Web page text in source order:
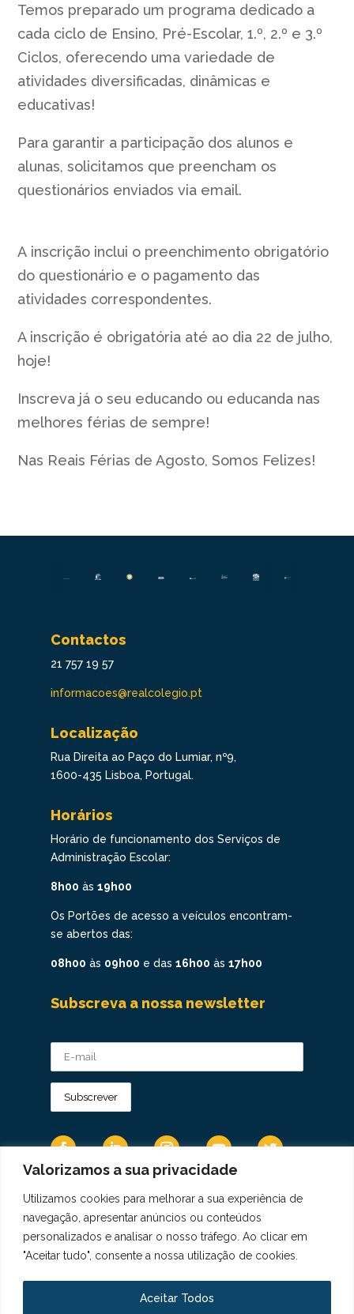
Valorizamos a sua privacidade
Utilizamos cookies para melhorar a sua experiência de
navegação, apresentar anúncios ou conteúdos
personalizados e analisar o nosso tráfego. Ao clicar em
"Aceitar tudo", consente a nossa utilização de cookies.
Aceitar Todos
Temos preparado um programa dedicado a
cada ciclo de Ensino, Pré-Escolar, 1.º, 2.º e 3.º
Ciclos, oferecendo uma variedade de
atividades diversificadas, dinâmicas e
educativas!
Para garantir a participação dos alunos e
alunas, solicitamos que preencham os
questionários enviados via email.
A inscrição inclui o preenchimento obrigatório
do questionário e o pagamento das
atividades correspondentes.
A inscrição é obrigatória até ao dia 22 de julho,
hoje!
Inscreva já o seu educando ou educanda nas
melhores férias de sempre!
Nas Reais Férias de Agosto, Somos Felizes!
Contactos
21 757 19 57
informacoes@realcolegio.pt
Localização
Rua Direita ao Paço do Lumiar, nº9,
1600-435 Lisboa, Portugal.
Horários
Horário de funcionamento dos Serviços de
Administração Escolar:
8h00 às 19h00
Os Portões de acesso a veículos encontram-
se abertos das:
08h00 às 09h00 e das 16h00 às 17h00
Subscreva a nossa newsletter
Os Dados Pessoais são tratados de acordo
com a Diretiva 95/46/CE do Regulamento
Geral sobre a Proteção de Dados.
Copyright © 2021 Real Colégio de Portugal.
Todos os direitos revervados. Conheça a nossa
Política de Privacidadeaqui